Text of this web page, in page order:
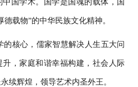
中国学术。国学是国魂的载体，国
载物”的中华民族文化精神。
的核心，儒家智慧解决人生五大问
升，家庭和谐幸福构建，社会人际
续辉煌，领导艺术内圣外王。